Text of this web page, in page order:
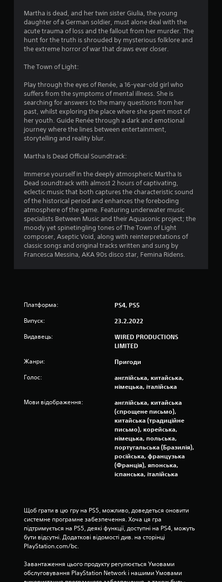
р
о
н
а
о
о
в
і
8
о
Martha is dead, and her twin sister Giulia, the young
daughter of a German soldier, must alone deal with the
acute trauma of loss and the fallout from her murder. The
hunt for the truth is shrouded by mysterious folklore and
the extreme horror of war that draws ever closer.
The Town of Light:
Play through the eyes of Renée, a 16-year-old girl who
suffers from the symptoms of mental illness. She is
searching for answers to the many questions from her
past, whilst exploring the place where she spent most of
her youth. Guide Renée through a dark and emotional
journey where the lines between entertainment,
storytelling and reality blur.
Martha Is Dead Official Soundtrack:
Immerse yourself in the deeply atmospheric Martha Is
Dead soundtrack with almost 2 hours of captivating,
eclectic music that both captures the characteristic sound
of the historical period and enhances the foreboding
atmosphere of the game. Featuring underwater music
specialists Between Music and their Aquasonic project; the
moody yet spinetingling tones of The Town of Light
composer, Aseptic Void, along with reinterpretations of
classic songs and original tracks written and sung by
Francesca Messina, AKA 90s disco star, Femina Ridens.
Платформа: PS4, PS5
Випуск: 23.2.2022
Видавець:
WIRED PRODUCTIONS
LIMITED
Жанри: Пригоди
Голос:
англійська, китайська,
німецька, італійська
Мови відображення:
англійська, китайська
(спрощене письмо),
китайська (традиційне
письмо), корейська,
німецька, польська,
португальська (Бразилія),
російська, французька
(Франція), японська,
іспанська, італійська
Щоб грати в цю гру на PS5, можливо, доведеться оновити
системне програмне забезпечення. Хоча ця гра
підтримується на PS5, деякі функції, доступні на PS4, можуть
бути відсутні. Додаткові відомості див. на сторінці
PlayStation.com/bc.
Завантаження цього продукту регулюється Умовами
обслуговування PlayStation Network і нашими Умовами